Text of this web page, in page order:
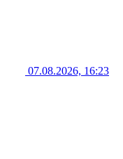
07.08.2026, 16:23